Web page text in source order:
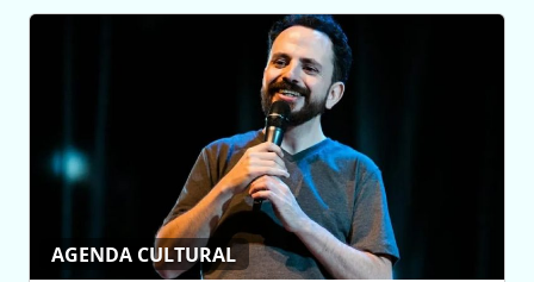
AGENDA CULTURAL